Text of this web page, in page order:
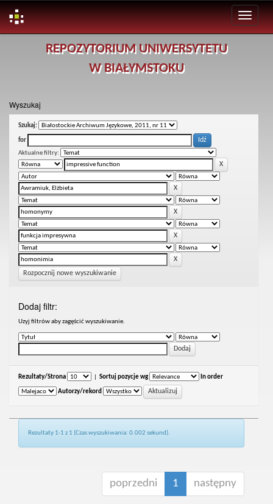
REPOZYTORIUM UNIWERSYTETU
W BIAŁYMSTOKU
Wyszukaj
Szukaj:
for
Aktualne filtry:
Rozpocznij nowe wyszukiwanie
Dodaj filtr:
Uzyj filtrów aby zagęścić wyszukiwanie.
Rezultaty/Strona Sortuj pozycje wg In order
Autorzy/rekord
Rezultaty 1-1 z 1 (Czas wyszukiwania: 0.002 sekund).
poprzedni 1 następny